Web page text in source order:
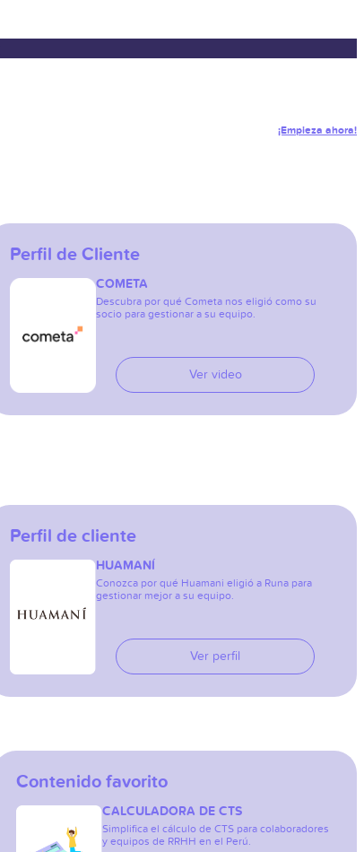
¡Empieza ahora!
Perfil de Cliente
COMETA
Descubra por qué Cometa nos eligió como su
socio para gestionar a su equipo.
Ver video
Perfil de cliente
HUAMANÍ
Conozca por qué Huamani eligió a Runa para
gestionar mejor a su equipo.
Ver perfil
Contenido favorito
CALCULADORA DE CTS
Simplifica el cálculo de CTS para colaboradores
y equipos de RRHH en el Perú.